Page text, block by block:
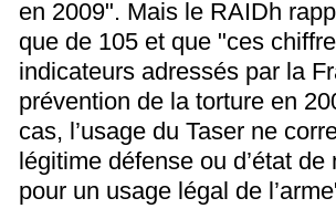
en 2009". Mais le RAIDh
que de 105 et que "ces
indicateurs adressés par la
prévention de la torture en
cas, l’usage du Taser ne
légitime défense ou d’état
pour un usage légal de